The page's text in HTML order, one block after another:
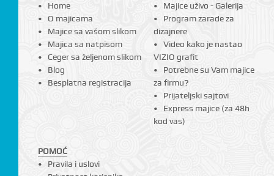
Home
O majicama
Majice sa vašom slikom
Majica sa natpisom
Ceger sa željenom slikom
Blog
Besplatna registracija
Majice uživo - Galerija
Program zarade za
dizajnere
Video kako je nastao
VIZIO grafit
Potrebne su Vam majice
za firmu?
Prijateljski sajtovi
Express majice (za 48h
kod vas)
POMOĆ
Pravila i uslovi